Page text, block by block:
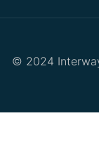
© 2024